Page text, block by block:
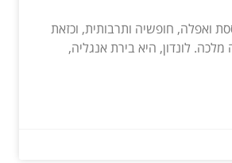
ואפלה, חופשיה ותרבותית, וכזאת
לונדון, היא בירת אנגליה,